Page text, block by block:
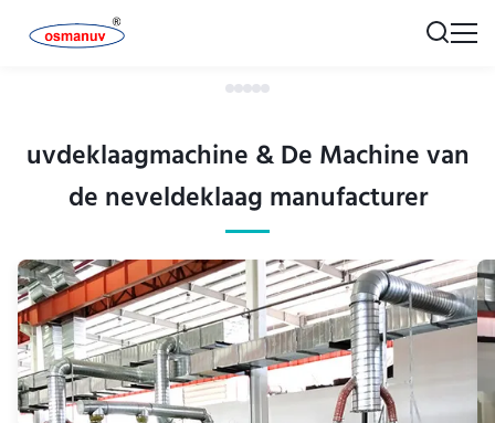
uvdeklaagmachine & De Machine van
de neveldeklaag manufacturer